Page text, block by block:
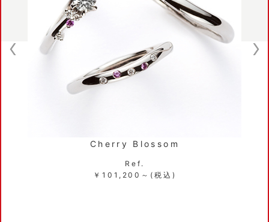
Cherry Blossom
Ref.
￥101,200～(税込)